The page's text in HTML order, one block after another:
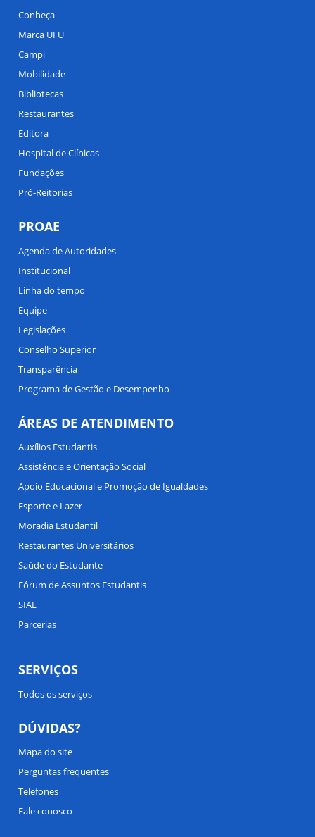
Conheça
Marca UFU
Campi
Mobilidade
Bibliotecas
Restaurantes
Editora
Hospital de Clínicas
Fundações
Pró-Reitorias
PROAE
Agenda de Autoridades
Institucional
Linha do tempo
Equipe
Legislações
Conselho Superior
Transparência
Programa de Gestão e Desempenho
ÁREAS DE ATENDIMENTO
Auxílios Estudantis
Assistência e Orientação Social
Apoio Educacional e Promoção de Igualdades
Esporte e Lazer
Moradia Estudantil
Restaurantes Universitários
Saúde do Estudante
Fórum de Assuntos Estudantis
SIAE
Parcerias
SERVIÇOS
Todos os serviços
DÚVIDAS?
Mapa do site
Perguntas frequentes
Telefones
Fale conosco